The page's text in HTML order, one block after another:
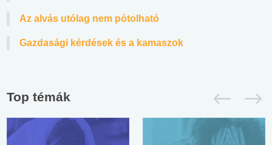
Az alvás utólag nem pótolható
Gazdasági kérdések és a kamaszok
Top témák